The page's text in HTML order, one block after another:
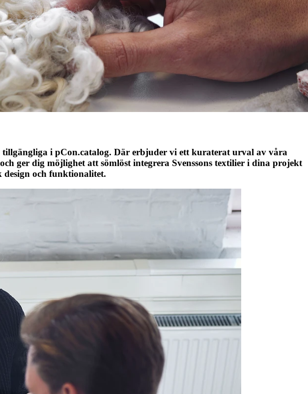
i pCon.catalog. Där erbjuder vi ett kuraterat urval av våra
ger dig möjlighet att sömlöst integrera Svenssons textilier i dina projekt
design och funktionalitet.